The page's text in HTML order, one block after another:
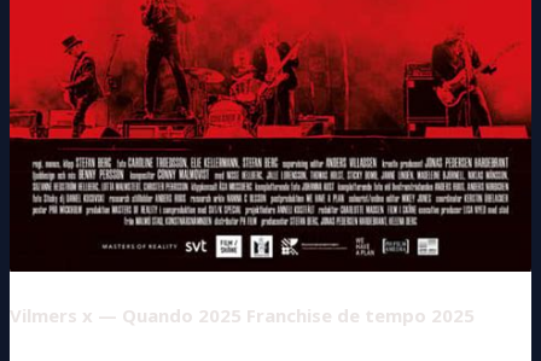
Vilmers x — Quando 2025 Franchise de tempo 2025